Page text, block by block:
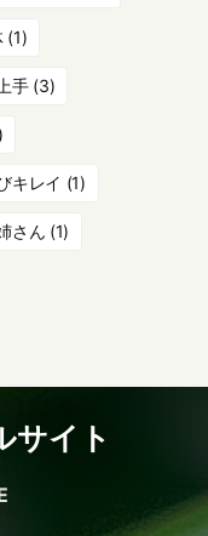
(1)
手(3)
キレイ (1)
さん (1)
サイト